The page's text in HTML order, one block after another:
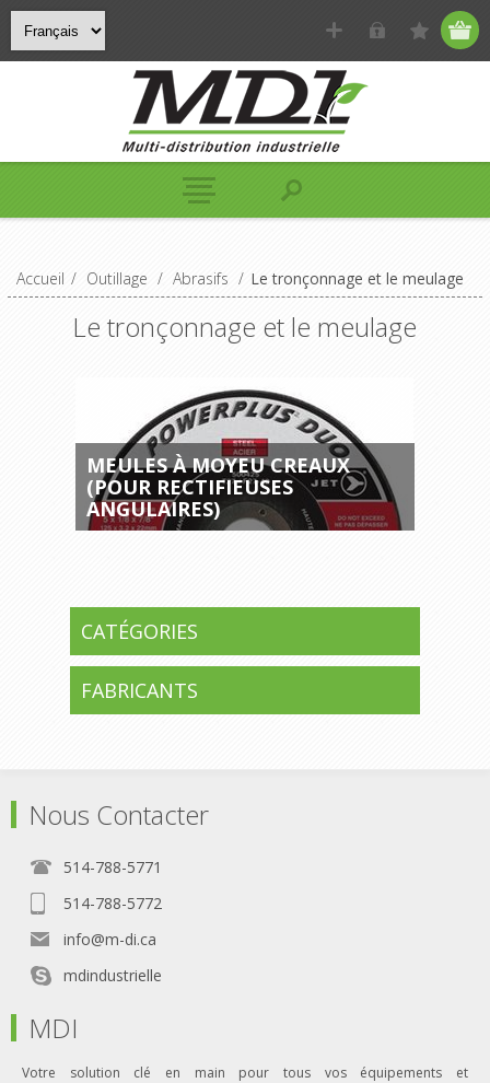
Accueil / Outillage / Abrasifs / Le tronçonnage et le meulage
Le tronçonnage et le meulage
MEULES À MOYEU CREAUX
(POUR RECTIFIEUSES
ANGULAIRES)
CATÉGORIES
FABRICANTS
Nous Contacter
514-788-5771
514-788-5772
info@m-di.ca
mdindustrielle
MDI
Votre solution clé en main pour tous vos équipements et